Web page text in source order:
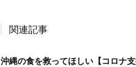
関連記事
沖縄の食を救ってほしい【コロナ